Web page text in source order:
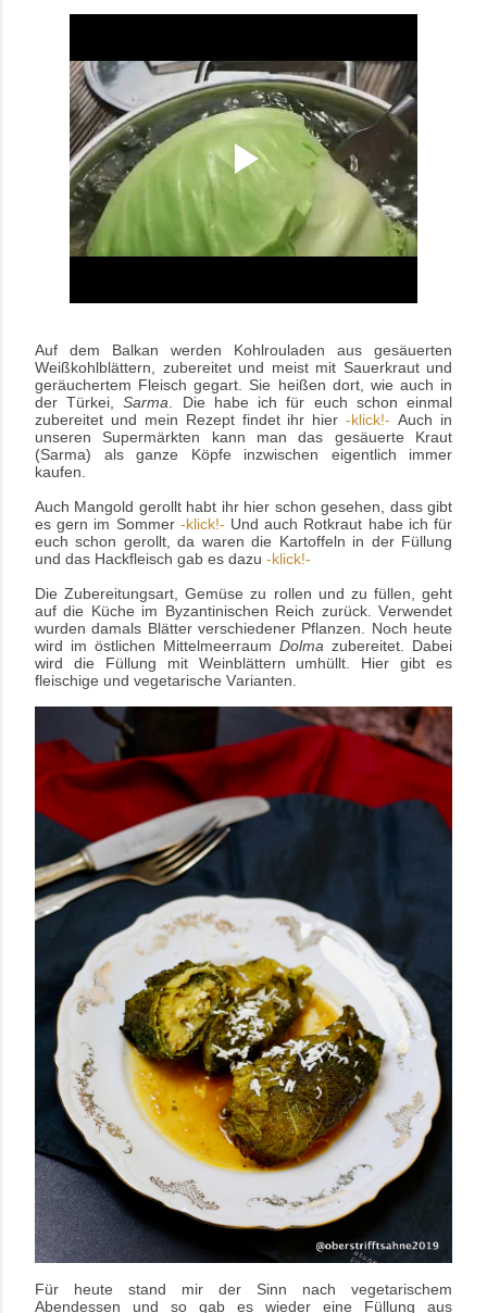
Auf dem Balkan
werden Kohlrouladen aus gesäuerten
Weißkohlblättern, zubereitet und meist mit Sauerkraut und
geräuchertem Fleisch gegart. Sie heißen dort, wie auch in
der Türkei,Sarma . Die habe ich für euch schon einmal
zubereitet und mein Rezept findet ihr hier-klick!- Auch in
unseren Supermärkten kann man das gesäuerte Kraut
(Sarma) als ganze Köpfe inzwischen eigentlich immer
kaufen.
Auch Mangold gerollt habt ihr hier schon gesehen, dass gibt
es gern im Sommer -klick!- Und auch Rotkraut habe ich für
euch schon gerollt, da waren die Kartoffeln in der Füllung
und das Hackfleisch gab es dazu -klick!-
Die Zubereitungsart, Gemüse zu rollen und zu füllen, geht
auf die Küche im Byzantinischen Reich zurück. Verwendet
wurden damals Blätter verschiedener Pflanzen. Noch heute
wird im östlichen Mittelmeerraum Dolma zubereitet. Dabei
wird die Füllung mit Weinblättern umhüllt. Hier gibt es
fleischige und vegetarische Varianten.
Für heute stand mir der Sinn nach vegetarischem
Abendessen und so gab es wieder eine Füllung aus